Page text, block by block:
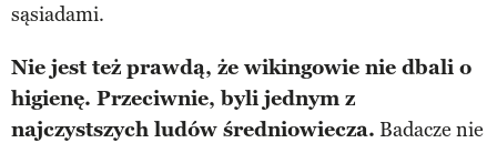
sąsiadami.
Nie jest też prawdą, że wikingowie nie dbali o
higienę. Przeciwnie, byli jednym z
najczystszych ludów średniowiecza. Badacze nie